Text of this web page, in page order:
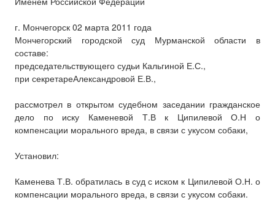
г. Мончегорск 02 марта 2011 года
Мончегорский городской суд Мурманской области в
составе:
председательствующего судьи Кальгиной Е.С.,
при секретареАлександровой Е.В.,
рассмотрел в открытом судебном заседании гражданское
дело по иску Каменевой Т.В к Ципилевой О.Н о
компенсации морального вреда, в связи с укусом собаки,
Установил:
Каменева Т.В. обратилась в суд с иском к Ципилевой О.Н. о
компенсации морального вреда, в связи с укусом собаки.